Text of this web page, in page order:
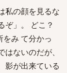
私の顔を見るな
ぞ」。 どこ？
み て分かっ
ないのだが、
影が出来ている